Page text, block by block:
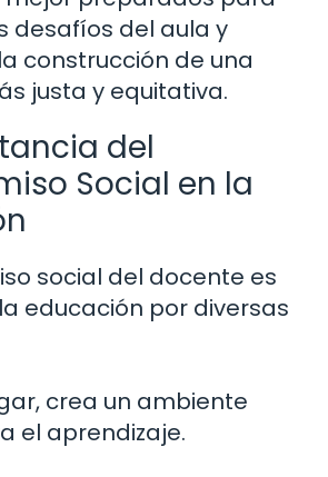
desafíos del aula y
construcción de una
justa y equitativa.
del
Social en la
social del docente es
educación por diversas
crea un ambiente
el aprendizaje.